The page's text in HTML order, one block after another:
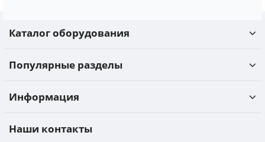
Каталог оборудования
Популярные разделы
Информация
Наши контакты